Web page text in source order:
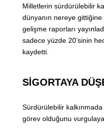
Milletlerin sürdürülebilir
dünyanın nereye
gelişme raporları
sadece yüzde 20’sinin
kaydetti.
SİGORTAYA
Sürdürülebilir
görev olduğunu